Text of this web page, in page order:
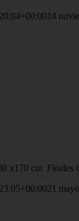
14
x170 cm Finales
21